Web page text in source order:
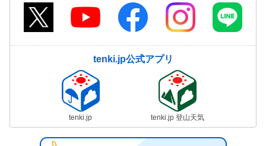
tenki.jp公式アプリ
tenki.jp tenki.jp 登山天気